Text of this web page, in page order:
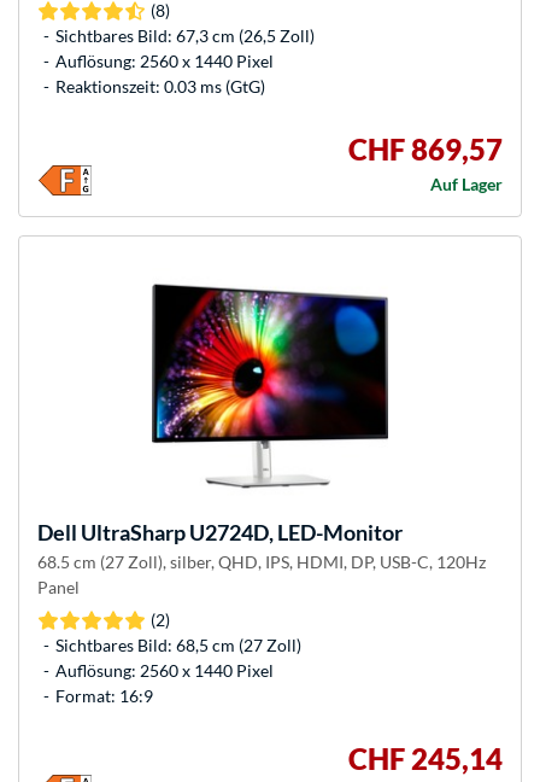
(8)
Sichtbares Bild: 67,3 cm (26,5 Zoll)
Auflösung: 2560 x 1440 Pixel
Reaktionszeit: 0.03 ms (GtG)
CHF 869,57
Auf Lager
Dell UltraSharp U2724D, LED-Monitor
68.5 cm (27 Zoll), silber, QHD, IPS, HDMI, DP, USB-C, 120Hz
Panel
(2)
Sichtbares Bild: 68,5 cm (27 Zoll)
Auflösung: 2560 x 1440 Pixel
Format: 16:9
CHF 245,14